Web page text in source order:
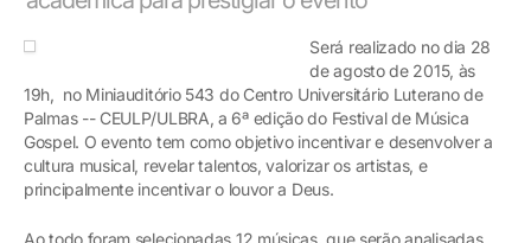
Será realizado no dia 28
de agosto de 2015, às
19h, no Miniauditório 543 do Centro Universitário Luterano de
Palmas -- CEULP/ULBRA, a 6ª edição do Festival de Música
Gospel. O evento tem como objetivo incentivar e desenvolver a
cultura musical, revelar talentos, valorizar os artistas, e
principalmente incentivar o louvor a Deus.
Ao todo foram selecionadas 12 músicas, que serão analisadas